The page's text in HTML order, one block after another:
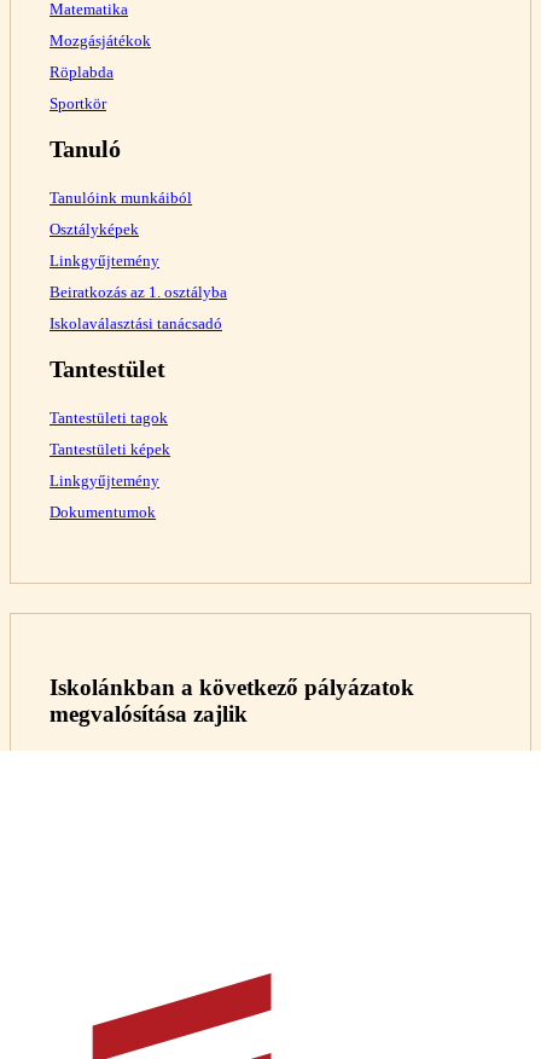
Matematika
Mozgásjátékok
Röplabda
Sportkör
Tanuló
Tanulóink munkáiból
Osztályképek
Linkgyűjtemény
Beiratkozás az 1. osztályba
Iskolaválasztási tanácsadó
Tantestület
Tantestületi tagok
Tantestületi képek
Linkgyűjtemény
Dokumentumok
Iskolánkban a következő pályázatok
megvalósítása zajlik